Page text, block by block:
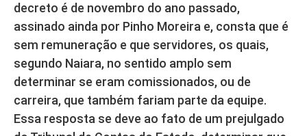
decreto é de novembro do ano passado,
assinado ainda por Pinho Moreira e, consta que é
sem remuneração e que servidores, os quais,
segundo Naiara, no sentido amplo sem
determinar se eram comissionados, ou de
carreira, que também fariam parte da equipe.
Essa resposta se deve ao fato de um prejulgado